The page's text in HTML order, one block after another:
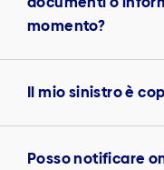
momento?
Il mio sinistro è
Posso notificare